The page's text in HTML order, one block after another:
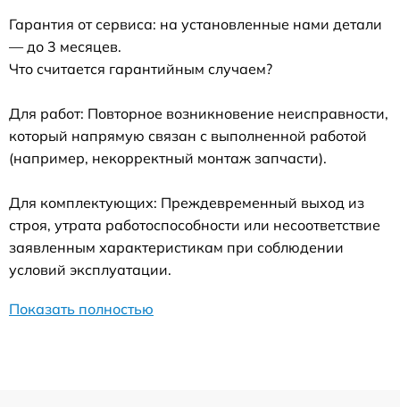
Гарантия от сервиса: на установленные нами детали
— до 3 месяцев.
Что считается гарантийным случаем?
Для работ: Повторное возникновение неисправности,
который напрямую связан с выполненной работой
(например, некорректный монтаж запчасти).
Для комплектующих: Преждевременный выход из
строя, утрата работоспособности или несоответствие
заявленным характеристикам при соблюдении
условий эксплуатации.
Показать полностью